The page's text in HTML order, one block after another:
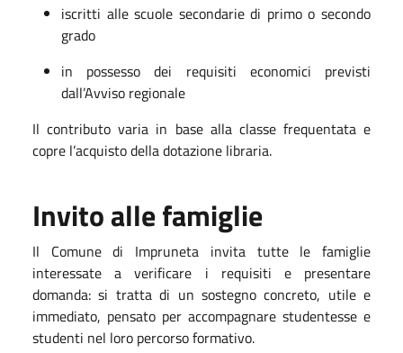
iscritti alle scuole secondarie di primo o secondo
grado
in possesso dei requisiti economici previsti
dall’Avviso regionale
Il contributo varia in base alla classe frequentata e
copre l’acquisto della dotazione libraria.
Invito alle famiglie
Il Comune di Impruneta invita tutte le famiglie
interessate a verificare i requisiti e presentare
domanda: si tratta di un sostegno concreto, utile e
immediato, pensato per accompagnare studentesse e
studenti nel loro percorso formativo.